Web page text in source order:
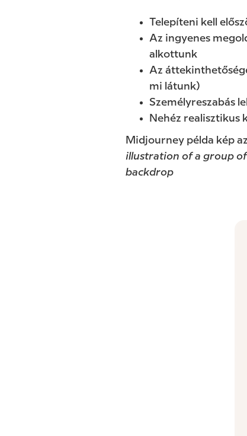
Telepíteni kell
Az ingyenes
alkottunk
Az
mi látunk)
Személyreszabás
Nehéz realisztikus
Midjourney példa kép
illustration of a group
backdrop